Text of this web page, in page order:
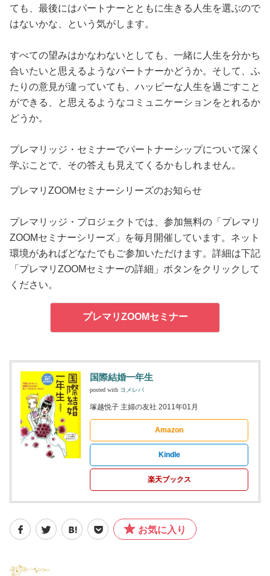
ても、最後にはパートナーとともに生きる人生を選ぶので
はないかな、という気がします。
すべての望みはかなわないとしても、一緒に人生を分かち
合いたいと思えるようなパートナーかどうか。そして、ふ
たりの意見が違っていても、ハッピーな人生を過ごすこと
ができる、と思えるようなコミュニケーションをとれるか
どうか。
プレマリッジ・セミナーでパートナーシップについて深く
学ぶことで、その答えも見えてくるかもしれません。
プレマリZOOMセミナーシリーズのお知らせ
プレマリッジ・プロジェクトでは、参加無料の「プレマリ
ZOOMセミナーシリーズ」を毎月開催しています。ネット
環境があればどなたでもご参加いただけます。詳細は下記
「プレマリZOOMセミナーの詳細」ボタンをクリックして
ください。
プレマリZOOMセミナー
国際結婚一年生
posted with ヨメレバ
塚越悦子 主婦の友社 2011年01月
Amazon
Kindle
楽天ブックス
お気に入り